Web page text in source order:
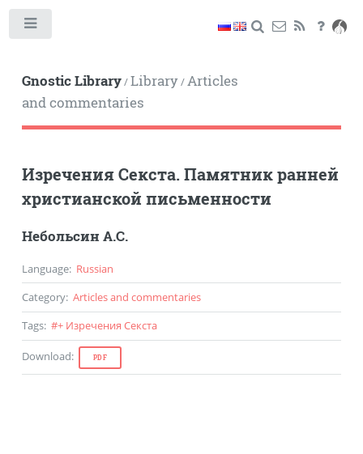
Gnostic Library/Library/Articles
and commentaries
Изречения Секста. Памятник ранней
христианской письменности
Небольсин А.С.
Language: Russian
Category: Articles and commentaries
Tags: #+ Изречения Секста
Download: PDF